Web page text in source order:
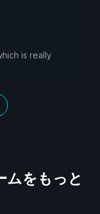
is really
ムをもっと